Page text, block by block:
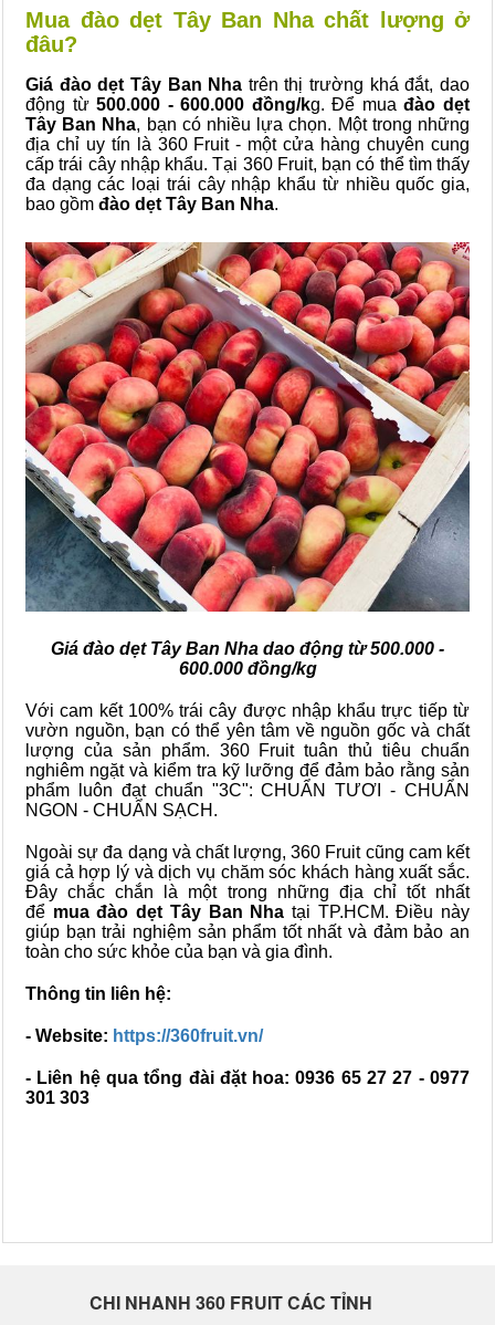
Mua đào dẹt Tây Ban Nha chất lượng ở
đâu?
Giá đào dẹt Tây Ban Nha trên thị trường khá đắt, dao
động từ500.000 - 600.000 đồng/kg. Để muađào dẹt
Tây Ban Nha, bạn có nhiều lựa chọn. Một trong những
địa chỉ uy tín là 360 Fruit - một cửa hàng chuyên cung
cấp trái cây nhập khẩu. Tại 360 Fruit, bạn có thể tìm thấy
đa dạng các loại trái cây nhập khẩu từ nhiều quốc gia,
bao gồm đào dẹt Tây Ban Nha.
Giá đào dẹt Tây Ban Nha dao động từ 500.000 -
600.000 đồng/kg
Với cam kết 100% trái cây được nhập khẩu trực tiếp từ
vườn nguồn, bạn có thể yên tâm về nguồn gốc và chất
lượng của sản phẩm. 360 Fruit tuân thủ tiêu chuẩn
nghiêm ngặt và kiểm tra kỹ lưỡng để đảm bảo rằng sản
phẩm luôn đạt chuẩn "3C": CHUẨN TƯƠI - CHUẨN
NGON - CHUẨN SẠCH.
Ngoài sự đa dạng và chất lượng, 360 Fruit cũng cam kết
giá cả hợp lý và dịch vụ chăm sóc khách hàng xuất sắc.
Đây chắc chắn là một trong những địa chỉ tốt nhất
để mua đào dẹt Tây Ban Nha tại TP.HCM. Điều này
giúp bạn trải nghiệm sản phẩm tốt nhất và đảm bảo an
toàn cho sức khỏe của bạn và gia đình.
Thông tin liên hệ:
- Website: https://360fruit.vn/
- Liên hệ qua tổng đài đặt hoa: 0936 65 27 27 - 0977
301 303
CHI NHANH 360 FRUIT CÁC TỈNH